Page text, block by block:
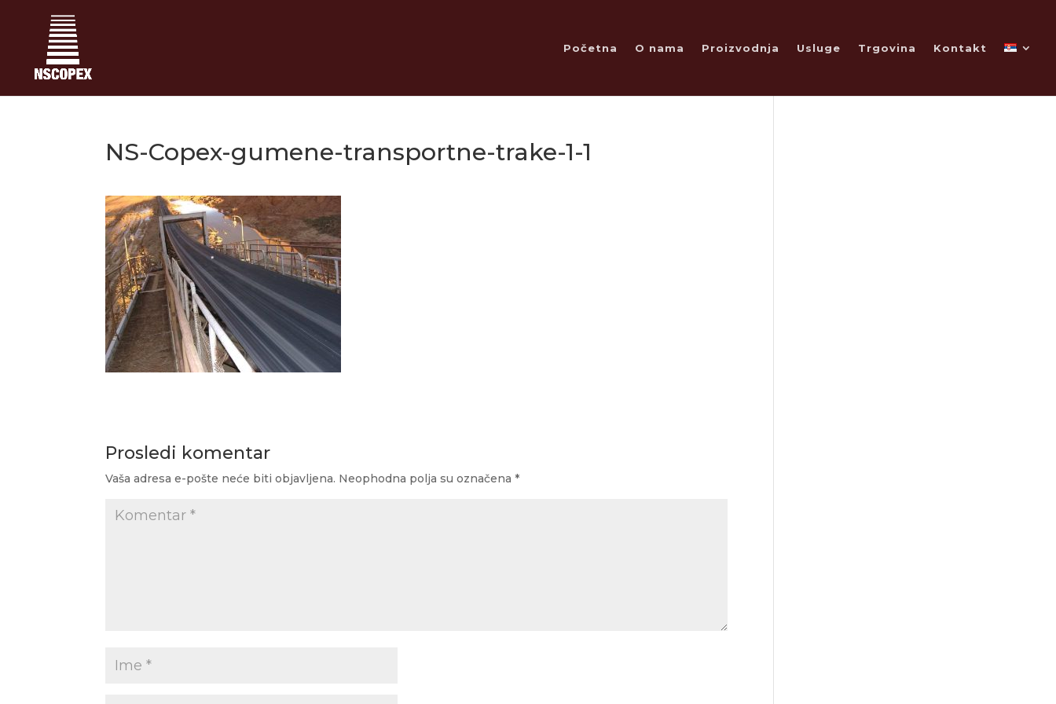
Početna O nama Proizvodnja Usluge Trgovina Kontakt
NS-Copex-gumene-transportne-trake-1-1
Prosledi komentar
Vaša adresa e-pošte neće biti objavljena. Neophodna polja su označena*